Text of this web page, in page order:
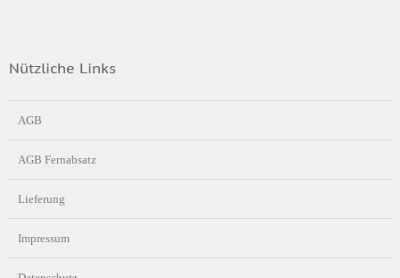
Nützliche Links
AGB
AGB Fernabsatz
Lieferung
Impressum